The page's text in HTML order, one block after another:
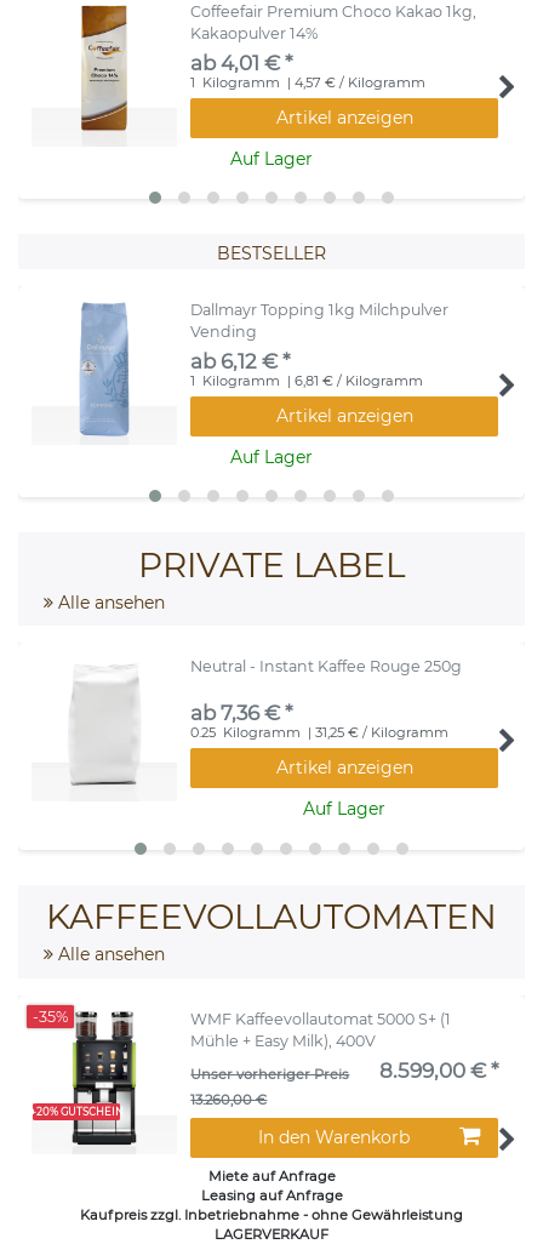
Coffeefair Premium Choco Kakao 1kg,
Kakaopulver 14%
ab 4,01 € *
1 Kilogramm | 4,57 € / Kilogramm
Artikel anzeigen
Auf Lager
BESTSELLER
Dallmayr Topping 1kg Milchpulver
Vending
ab 6,12 € *
1 Kilogramm | 6,81 € / Kilogramm
Artikel anzeigen
Auf Lager
PRIVATE LABEL
Alle ansehen
Neutral - Instant Kaffee Rouge 250g
ab 7,36 € *
0.25 Kilogramm | 31,25 € / Kilogramm
Artikel anzeigen
Auf Lager
KAFFEEVOLLAUTOMATEN
Alle ansehen
+20% GUTSCHEIN
-35%
WMF Kaffeevollautomat 5000 S+ (1
Mühle + Easy Milk), 400V
Unser vorheriger Preis
13.260,00 €
8.599,00 € *
In den Warenkorb
Miete auf Anfrage
Leasing auf Anfrage
Kaufpreis zzgl. Inbetriebnahme - ohne Gewährleistung
LAGERVERKAUF